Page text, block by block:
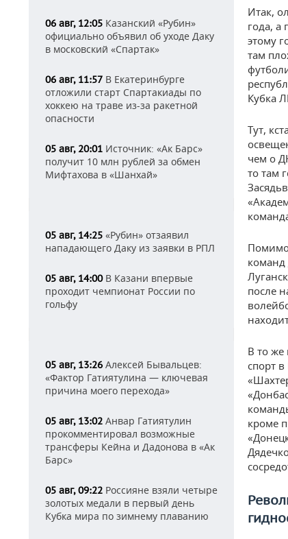
06 авг, 12:05 Казанский «Рубин»
официально объявил об уходе Даку
в московский «Спартак»
06 авг, 11:57 В Екатеринбурге
отложили старт Спартакиады по
хоккею на траве из-за ракетной
опасности
05 авг, 20:01 Источник: «Ак Барс»
получит 10 млн рублей за обмен
Мифтахова в «Шанхай»
05 авг, 14:25 «Рубин» отзаявил
нападающего Даку из заявки в РПЛ
05 авг, 14:00В Казани впервые
проходит чемпионат России по
гольфу
05 авг, 13:26 Алексей Бывальцев:
«Фактор Гатиятулина — ключевая
причина моего перехода»
05 авг, 13:02 Анвар Гатиятулин
прокомментировал возможные
трансферы Кейна и Дадонова в «Ак
Барс»
05 авг, 09:22 Россияне взяли четыре
золотых медали в первый день
Кубка мира по зимнему плаванию
Итак,
года, а
этому
там
Кубка
Тут,
чем о
то там
Помимо
команд
после
В то же
спорт
кроме